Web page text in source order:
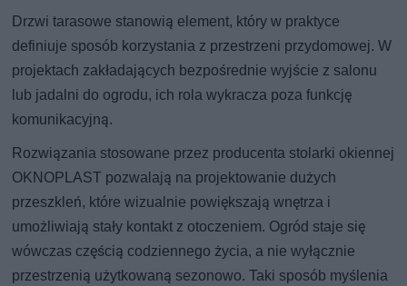
Drzwi tarasowe stanowią element, który w praktyce
definiuje sposób korzystania z przestrzeni przydomowej. W
projektach zakładających bezpośrednie wyjście z salonu
lub jadalni do ogrodu, ich rola wykracza poza funkcję
komunikacyjną.
Rozwiązania stosowane przez producenta stolarki okiennej
OKNOPLAST pozwalają na projektowanie dużych
przeszkleń, które wizualnie powiększają wnętrza i
umożliwiają stały kontakt z otoczeniem. Ogród staje się
wówczas częścią codziennego życia, a nie wyłącznie
przestrzenią użytkowaną sezonowo. Taki sposób myślenia